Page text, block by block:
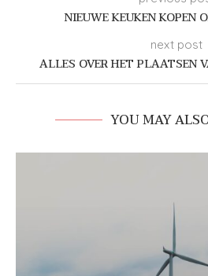
NIEUWE KEUKEN KOPEN
next post
ALLES OVER HET PLAATSEN
YOU MAY